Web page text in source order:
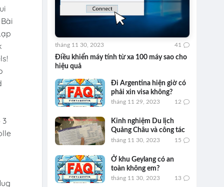
3
Điều khiển máy tính từ xa 100 máy sao cho
hiệu quả
tháng 11 30, 2023 41
Đi Argentina hiện giờ có
phải xin visa không?
tháng 11 29, 2023 12
Kinh nghiệm Du lịch
Quảng Châu và công tác
tháng 11 30, 2023 15
Ở khu Geylang có an
toàn không em?
tháng 11 30, 2023 13